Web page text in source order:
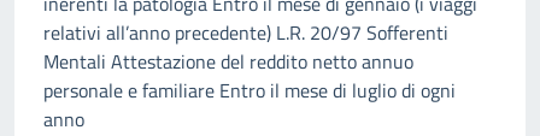
relativi all’anno precedente) L.R. 20/97 Sofferenti
Mentali Attestazione del reddito netto annuo
personale e familiare Entro il mese di luglio di ogni
anno